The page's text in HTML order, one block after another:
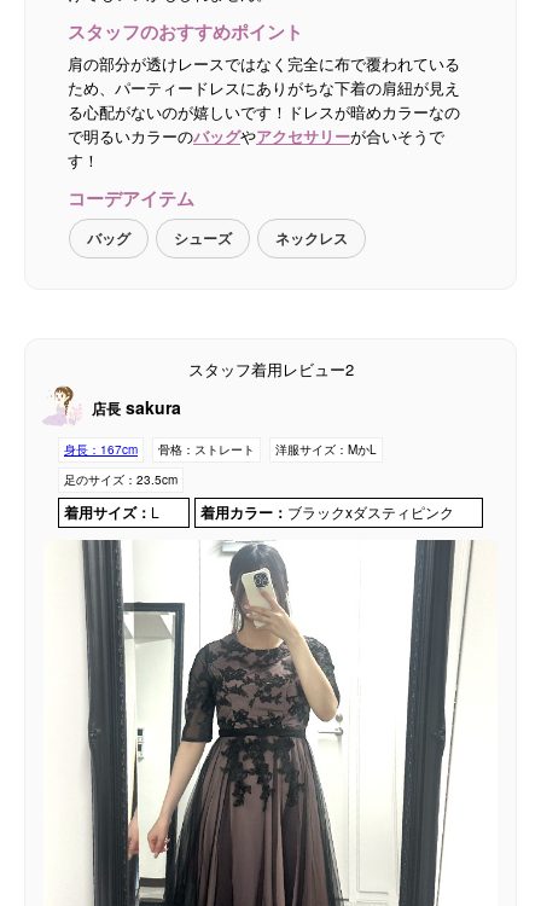
スタッフのおすすめポイント
肩の部分が透けレースではなく完全に布で覆われている
ため、パーティードレスにありがちな下着の肩紐が見え
る心配がないのが嬉しいです！ドレスが暗めカラーなの
で明るいカラーのバッグやアクセサリーが合いそうで
す！
コーデアイテム
バッグ シューズ ネックレス
スタッフ着用レビュー2
店長 sakura
身長： 167cm 骨格： ストレート 洋服サイズ： MかL
足のサイズ： 23.5cm
着用サイズ： L 着用カラー： ブラックxダスティピンク